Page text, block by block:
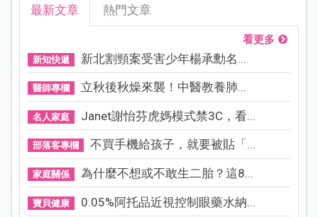
最新文章 熱門文章
看更多
新知快遞 新北割頸案受害少年楊承勳名...
醫師專欄 立秋後秋燥來襲！中醫教養肺...
名人家庭 Janet謝怡芬虎媽模式禁3C，看...
部落客專欄 不買手機給孩子，就要被貼「...
家庭關係 為什麼不想或不敢生二胎？這8...
寶貝健康 0.05%阿托品近視控制眼藥水納...